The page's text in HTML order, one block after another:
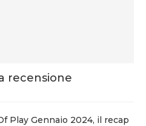
recensione
Play Gennaio 2024, il recap